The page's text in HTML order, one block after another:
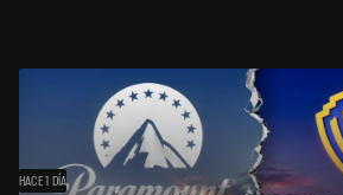
HACE 1 DÍA